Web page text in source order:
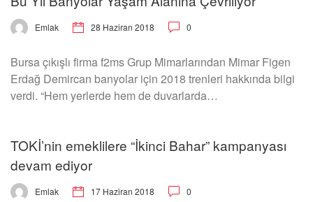
Emlak 28 Haziran 2018 0
Bursa çıkışlı firma f2ms Grup Mimarlarından Mimar Figen
Erdağ Demircan banyolar için 2018 trenleri hakkında bilgi
verdi. “Hem yerlerde hem de duvarlarda…
TOKİ’nin emeklilere “İkinci Bahar” kampanyası
devam ediyor
Emlak 17 Haziran 2018 0